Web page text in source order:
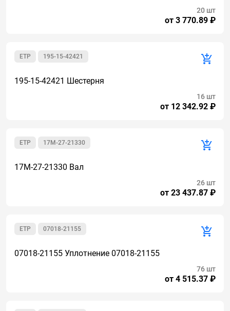
от 3 770.89 ₽
20 шт
195-15-42421
ETP
195-15-42421 Шестерня
от 12 342.92 ₽
16 шт
17M-27-21330
ETP
17M-27-21330 Вал
от 23 437.87 ₽
26 шт
07018-21155
ETP
07018-21155 Уплотнение 07018-21155
от 4 515.37 ₽
76 шт